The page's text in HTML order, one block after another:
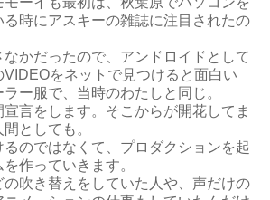
時にアスキーの雑誌に注目されたの
かだったので、アンドロイドとして
をネットで見つけると面白い
ー服で、当時のわたしと同じ。
言をします。そこからが開花してま
としても。
のではなくて、プロダクションを起
作っていきます。
吹き替えをしていた人や、声だけの